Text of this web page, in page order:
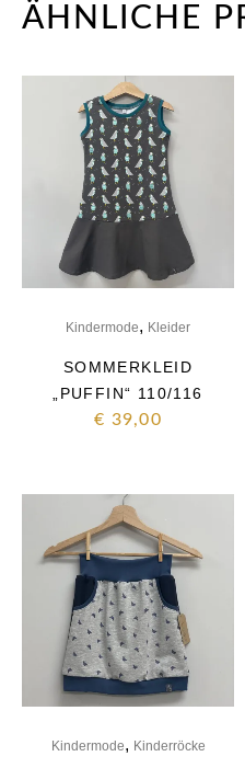
ÄHNLICHE
Kindermode, Kleider
SOMMERKLEID
„PUFFIN“ 110/116
€ 39,00
Kindermode, Kinderröcke